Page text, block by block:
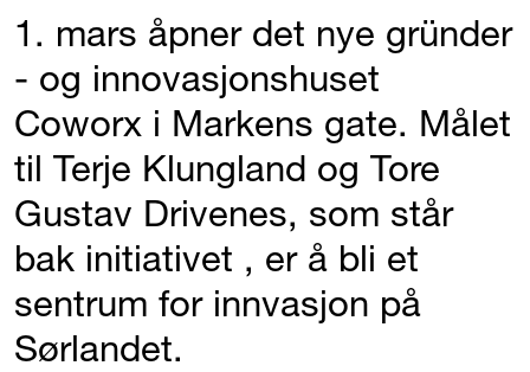
1. mars åpner det nye gründer
- og innovasjonshuset
Coworx i Markens gate. Målet
til Terje Klungland og Tore
Gustav Drivenes, som står
bak initiativet , er å bli et
sentrum for innvasjon på
Sørlandet.